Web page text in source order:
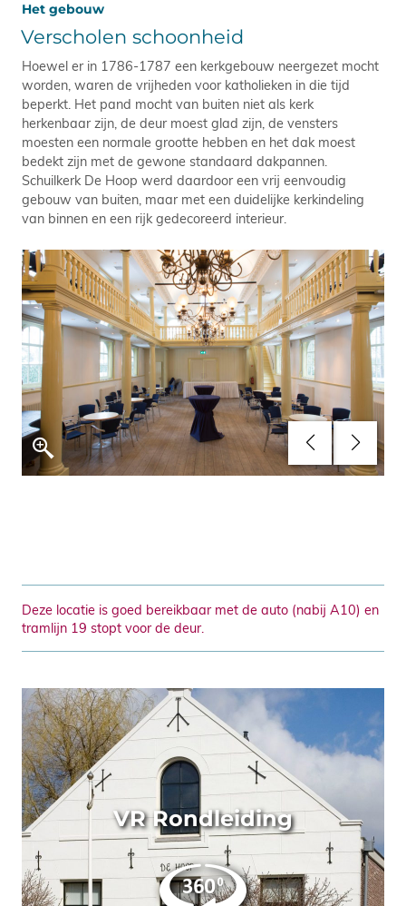
Het gebouw
Verscholen schoonheid
Hoewel er in 1786-1787 een kerkgebouw neergezet mocht
worden, waren de vrijheden voor katholieken in die tijd
beperkt. Het pand mocht van buiten niet als kerk
herkenbaar zijn, de deur moest glad zijn, de vensters
moesten een normale grootte hebben en het dak moest
bedekt zijn met de gewone standaard dakpannen.
Schuilkerk De Hoop werd daardoor een vrij eenvoudig
gebouw van buiten, maar met een duidelijke kerkindeling
van binnen en een rijk gedecoreerd interieur.
Deze locatie is goed bereikbaar met de auto (nabij A10) en
tramlijn 19 stopt voor de deur.
VR Rondleiding